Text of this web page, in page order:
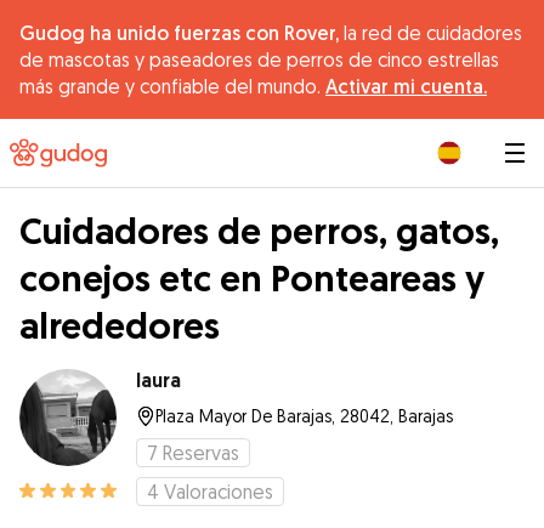
Gudog ha unido fuerzas con Rover, la red de cuidadores
de mascotas y paseadores de perros de cinco estrellas
más grande y confiable del mundo. Activar mi cuenta.
Cuidadores de perros, gatos,
conejos etc en Ponteareas y
alrededores
laura
Plaza Mayor De Barajas, 28042, Barajas
7 Reservas
4 Valoraciones